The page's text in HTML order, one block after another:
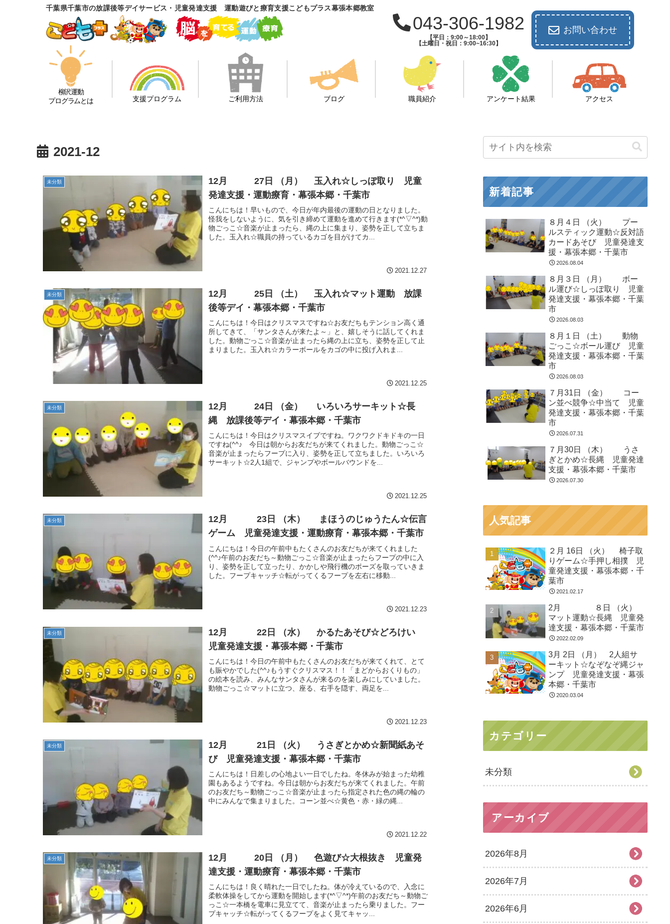
千葉県千葉市の放課後等デイサービス・児童発達支援 運動遊びと療育支援こどもプラス幕張本郷教室
043-306-1982
【平日：9:00～18:00】
【土曜日・祝日：9:00~16:30】
お問い合わせ
柳沢運動
プログラムとは
支援プログラム ご利用方法 ブログ 職員紹介 アンケート結果 アクセス
2021-12
未分類
12月 27日 （月） 玉入れ☆しっぽ取り 児童
発達支援・運動療育・幕張本郷・千葉市
こんにちは！早いもので、今日が年内最後の運動の日となりました。
怪我をしないように、気を引き締めて運動を進めて行きます(*^▽^*)動
物ごっこ☆音楽が止まったら、縄の上に集まり、姿勢を正して立ちま
した。玉入れ☆職員の持っているカゴを目がけてカ...
2021.12.27
未分類
12月 25日 （土） 玉入れ☆マット運動 放課
後等デイ・幕張本郷・千葉市
こんにちは！今日はクリスマスですね☆お友だちもテンション高く通
所してきて、「サンタさんが来たよ～」と、嬉しそうに話してくれま
した。動物ごっこ☆音楽が止まったら縄の上に立ち、姿勢を正して止
まりました。玉入れ☆カラーボールをカゴの中に投げ入れま...
2021.12.25
未分類
12月 24日 （金） いろいろサーキット☆長
縄 放課後等デイ・幕張本郷・千葉市
こんにちは！今日はクリスマスイブですね。ワクワクドキドキの一日
ですね(^^♪ 今日は朝からお友だちが来てくれました。動物ごっこ☆
音楽が止まったらフープに入り、姿勢を正して立ちました。いろいろ
サーキット☆2人1組で、ジャンプやボールバウンドを...
2021.12.25
未分類
12月 23日 （木） まほうのじゅうたん☆伝言
ゲーム 児童発達支援・運動療育・幕張本郷・千葉市
こんにちは！今日の午前中もたくさんのお友だちが来てくれました
(^^♪午前のお友だち～動物ごっこ☆音楽が止まったらフープの中に入
り、姿勢を正して立ったり、かかしや飛行機のポーズを取っていきま
した。フープキャッチ☆転がってくるフープを左右に移動...
2021.12.23
未分類
12月 22日 （水） かるたあそび☆どろけい
児童発達支援・幕張本郷・千葉市
こんにちは！今日の午前中もたくさんのお友だちが来てくれて、とて
も賑やかでした(^^♪もうすぐクリスマス！！「まどからおくりもの」
の絵本を読み、みんなサンタさんが来るのを楽しみにしていました。
動物ごっこ☆マットに立つ、座る、右手を隠す、両足を...
2021.12.23
未分類
12月 21日 （火） うさぎとかめ☆新聞紙あそ
び 児童発達支援・幕張本郷・千葉市
こんにちは！日差しの心地よい一日でしたね。冬休みが始まった幼稚
園もあるようですね。今日は朝からお友だちが来てくれました。午前
のお友だち～動物ごっこ☆音楽が止まったら指定された色の縄の輪の
中にみんなで集まりました。コーン並べ☆黄色・赤・緑の縄...
2021.12.22
未分類
12月 20日 （月） 色遊び☆大根抜き 児童発
達支援・運動療育・幕張本郷・千葉市
こんにちは！良く晴れた一日でしたね。体が冷えているので、入念に
柔軟体操をしてから運動を開始します(*^▽^*)午前のお友だち～動物ご
っこ☆一本橋を電車に見立てて、音楽が止まったら乗りました。フー
プキャッチ☆転がってくるフープをよく見てキャッ...
新着記事
８月４日 （火） プー
ルスティック運動☆反対語
カードあそび 児童発達支
援・幕張本郷・千葉市
2026.08.04
８月３日 （月） ボー
ル運び☆しっぽ取り 児童
発達支援・幕張本郷・千葉
市
2026.08.03
８月１日 （土） 動物
ごっこ☆ボール運び 児童
発達支援・幕張本郷・千葉
市
2026.08.03
７月31日 （金） コー
ン並べ競争☆中当て 児童
発達支援・幕張本郷・千葉
市
2026.07.31
７月30日 （木） うさ
ぎとかめ☆長縄 児童発達
支援・幕張本郷・千葉市
2026.07.30
人気記事
２月 16日 （火） 椅子取
りゲーム☆手押し相撲 児
童発達支援・幕張本郷・千
葉市
2021.02.17
2月 ８日 （火）
マット運動☆長縄 児童発
達支援・幕張本郷・千葉市
2022.02.09
3月 2日 （月） 2人組サ
ーキット☆なぞなぞ縄ジャ
ンプ 児童発達支援・幕張
本郷・千葉市
2020.03.04
カテゴリー
未分類
アーカイブ
2026年8月
2026年7月
2026年6月